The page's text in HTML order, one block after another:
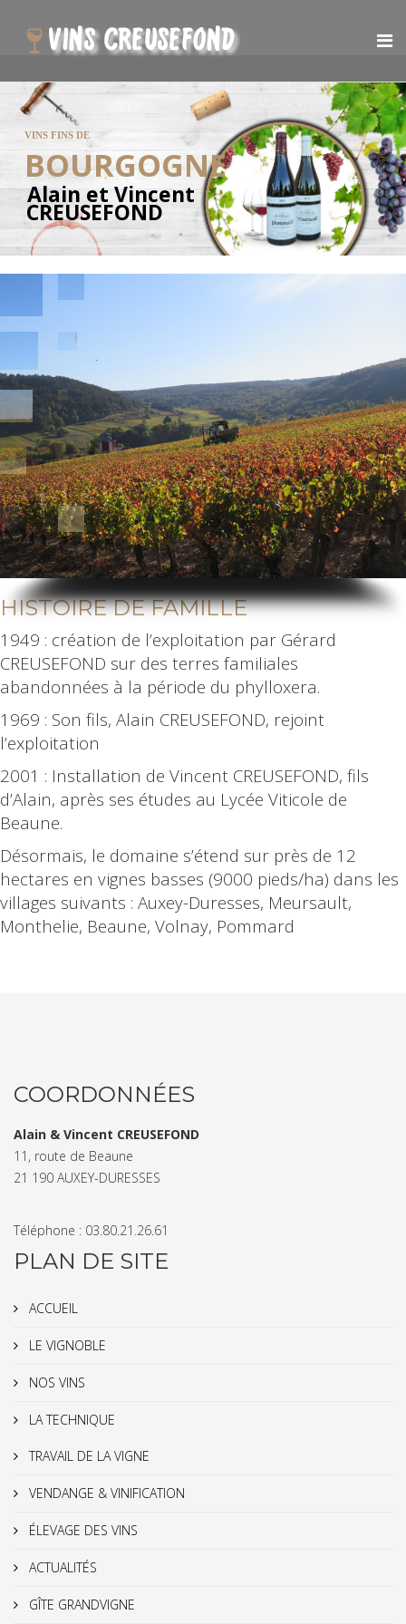
VINS FINS DE
BOURGOGNE
Alain et Vincent
CREUSEFOND
HISTOIRE DE FAMILLE
1949 : création de l’exploitation par Gérard
CREUSEFOND sur des terres familiales
abandonnées à la période du phylloxera.
1969 : Son fils, Alain CREUSEFOND, rejoint
l’exploitation
2001 : Installation de Vincent CREUSEFOND, fils
d’Alain, après ses études au Lycée Viticole de
Beaune.
Désormais, le domaine s’étend sur près de 12
hectares en vignes basses (9000 pieds/ha) dans les
villages suivants : Auxey-Duresses, Meursault,
Monthelie, Beaune, Volnay, Pommard
COORDONNÉES
Alain & Vincent CREUSEFOND
11, route de Beaune
21 190 AUXEY-DURESSES
Téléphone : 03.80.21.26.61
PLAN DE SITE
ACCUEIL
LE VIGNOBLE
NOS VINS
LA TECHNIQUE
TRAVAIL DE LA VIGNE
VENDANGE & VINIFICATION
ÉLEVAGE DES VINS
ACTUALITÉS
GÎTE GRANDVIGNE